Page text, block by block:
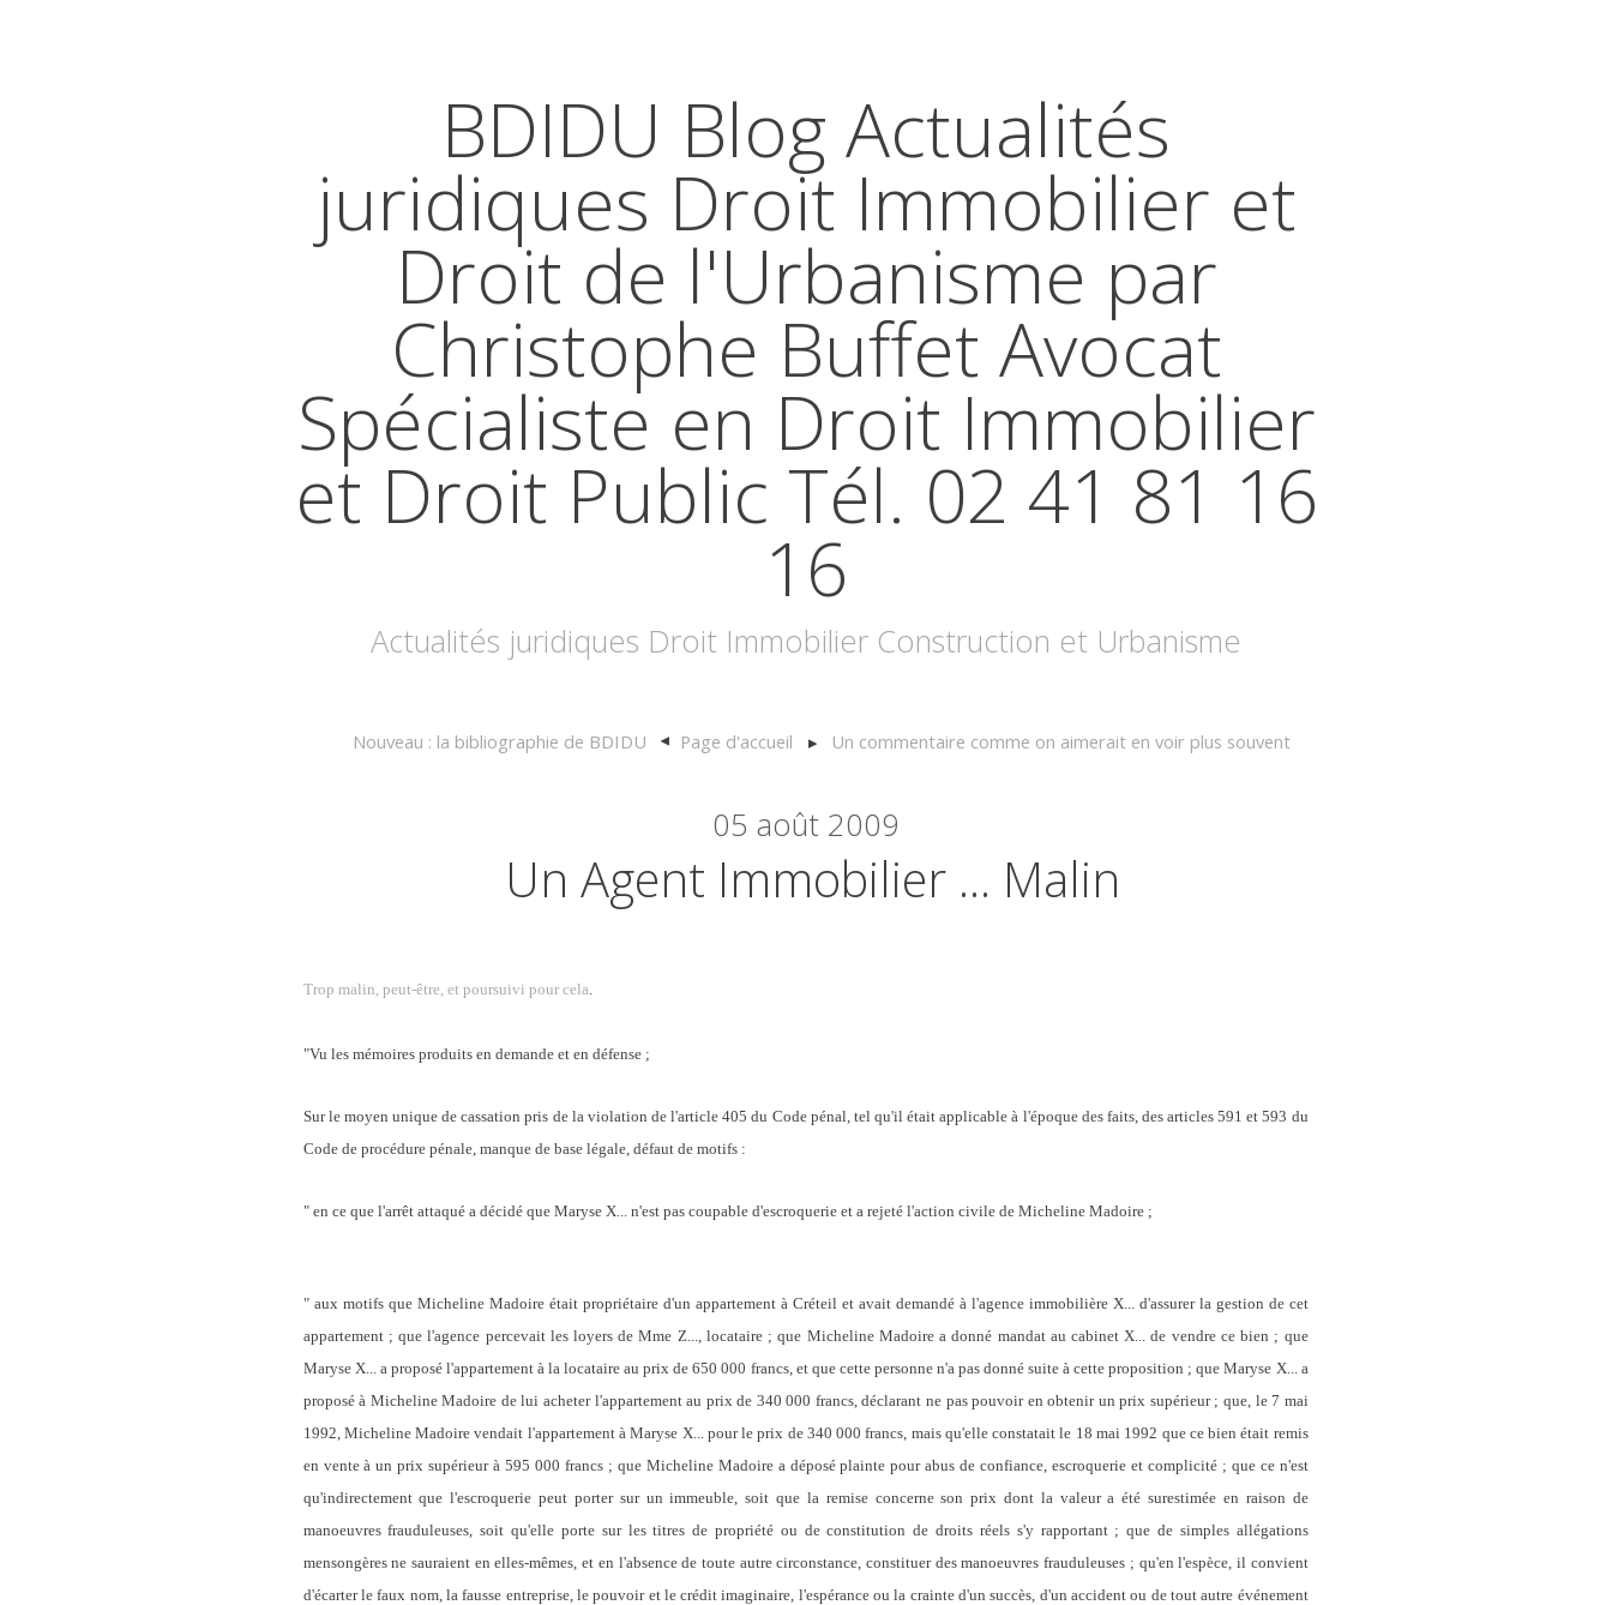
BDIDU Blog Actualités
juridiques Droit Immobilier et
Droit de l'Urbanisme par
Christophe Buffet Avocat
Spécialiste en Droit Immobilier
et Droit Public Tél. 02 41 81 16
16
Actualités juridiques Droit Immobilier Construction et Urbanisme
Nouveau : la bibliographie de BDIDU Page d'accueil Un commentaire comme on aimerait en voir plus souvent
05 août 2009
Un Agent Immobilier ... Malin
Trop malin, peut-être, et poursuivi pour cela.
"Vu les mémoires produits en demande et en défense ;
Sur le moyen unique de cassation pris de la violation de l'article 405 du Code pénal, tel qu'il était applicable à l'époque des faits, des articles 591 et 593 du
Code de procédure pénale, manque de base légale, défaut de motifs :
" en ce que l'arrêt attaqué a décidé que Maryse X... n'est pas coupable d'escroquerie et a rejeté l'action civile de Micheline Madoire ;
" aux motifs que Micheline Madoire était propriétaire d'un appartement à Créteil et avait demandé à l'agence immobilière X... d'assurer la gestion de cet
appartement ; que l'agence percevait les loyers de Mme Z..., locataire ; que Micheline Madoire a donné mandat au cabinet X... de vendre ce bien ; que
Maryse X... a proposé l'appartement à la locataire au prix de 650 000 francs, et que cette personne n'a pas donné suite à cette proposition ; que Maryse X... a
proposé à Micheline Madoire de lui acheter l'appartement au prix de 340 000 francs, déclarant ne pas pouvoir en obtenir un prix supérieur ; que, le 7 mai
1992, Micheline Madoire vendait l'appartement à Maryse X... pour le prix de 340 000 francs, mais qu'elle constatait le 18 mai 1992 que ce bien était remis
en vente à un prix supérieur à 595 000 francs ; que Micheline Madoire a déposé plainte pour abus de confiance, escroquerie et complicité ; que ce n'est
qu'indirectement que l'escroquerie peut porter sur un immeuble, soit que la remise concerne son prix dont la valeur a été surestimée en raison de
manoeuvres frauduleuses, soit qu'elle porte sur les titres de propriété ou de constitution de droits réels s'y rapportant ; que de simples allégations
mensongères ne sauraient en elles-mêmes, et en l'absence de toute autre circonstance, constituer des manoeuvres frauduleuses ; qu'en l'espèce, il convient
d'écarter le faux nom, la fausse entreprise, le pouvoir et le crédit imaginaire, l'espérance ou la crainte d'un succès, d'un accident ou de tout autre événement